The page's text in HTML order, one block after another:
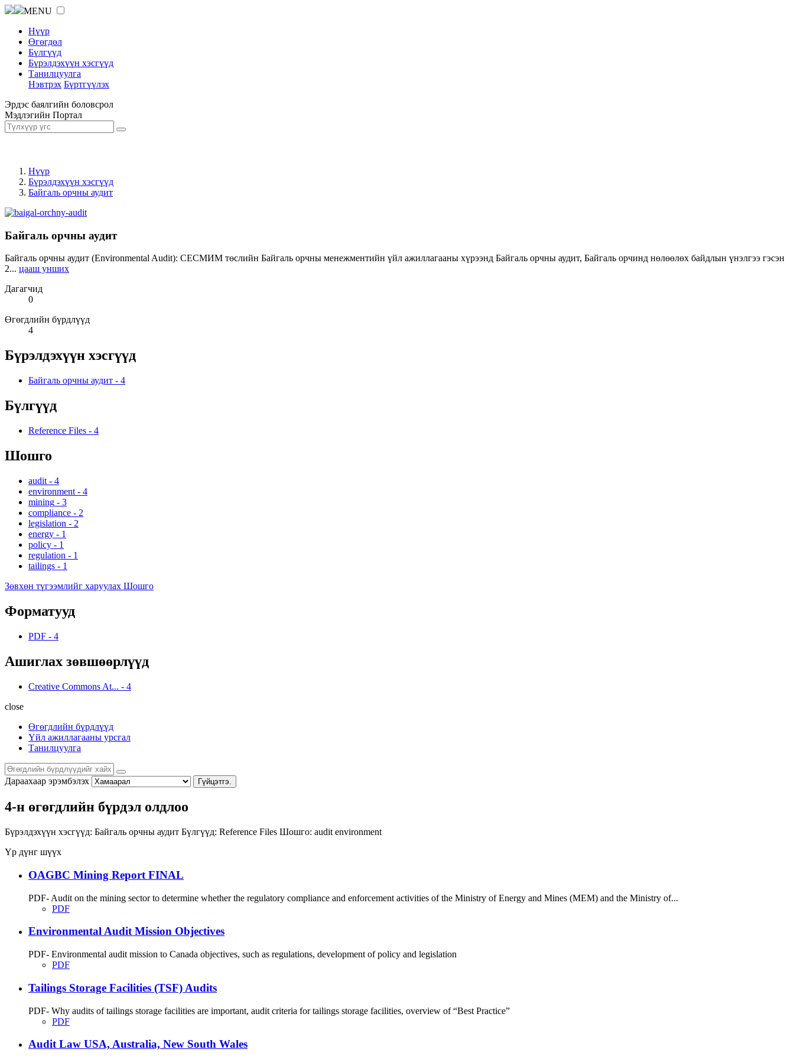
MENU
Нүүр
Өгөгдөл
Бүлгүүд
Бүрэлдэхүүн хэсгүүд
Танилцуулга
Нэвтрэх Бүртгүүлэх
Эрдэс баялгийн боловсрол
Мэдлэгийн Портал
Нүүр
Бүрэлдэхүүн хэсгүүд
Байгаль орчны аудит
Байгаль орчны аудит
Байгаль орчны аудит (Environmental Audit): СЕСМИМ төслийн Байгаль орчны менежментийн үйл ажиллагааны хүрээнд Байгаль орчны аудит, Байгаль орчинд нөлөөлөх байдлын үнэлгээ гэсэн
2... цааш унших
Дагагчид
0
Өгөгдлийн бүрдлүүд
4
Бүрэлдэхүүн хэсгүүд
Байгаль орчны аудит - 4
Бүлгүүд
Reference Files - 4
Шошго
audit - 4
environment - 4
mining - 3
compliance - 2
legislation - 2
energy - 1
policy - 1
regulation - 1
tailings - 1
Зөвхөн түгээмлийг харуулах Шошго
Форматууд
PDF - 4
Ашиглах зөвшөөрлүүд
Creative Commons At... - 4
close
Өгөгдлийн бүрдлүүд
Үйл ажиллагааны урсгал
Танилцуулга
Дараахаар эрэмбэлэх Гүйцэтгэ.
4-н өгөгдлийн бүрдэл олдлоо
Бүрэлдэхүүн хэсгүүд: Байгаль орчны аудит Бүлгүүд: Reference Files Шошго: audit environment
Үр дүнг шүүх
OAGBC Mining Report FINAL
PDF- Audit on the mining sector to determine whether the regulatory compliance and enforcement activities of the Ministry of Energy and Mines (MEM) and the Ministry of...
PDF
Environmental Audit Mission Objectives
PDF- Environmental audit mission to Canada objectives, such as regulations, development of policy and legislation
PDF
Tailings Storage Facilities (TSF) Audits
PDF- Why audits of tailings storage facilities are important, audit criteria for tailings storage facilities, overview of “Best Practice”
PDF
Audit Law USA, Australia, New South Wales